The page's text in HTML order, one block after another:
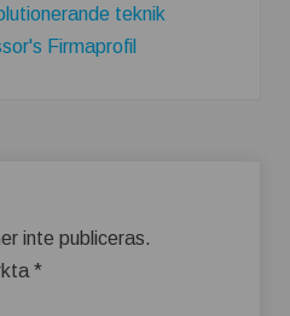
teknik
Firmaprofil
inte publiceras.
*